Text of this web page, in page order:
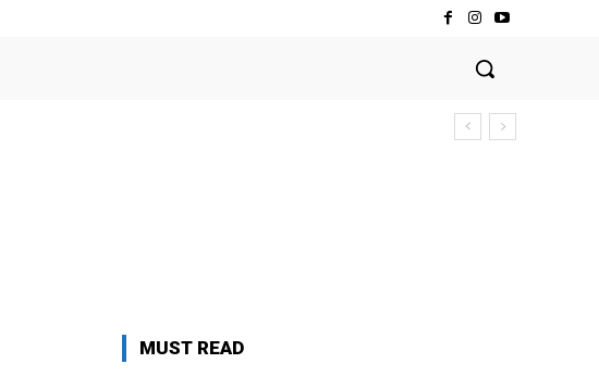
MUST READ